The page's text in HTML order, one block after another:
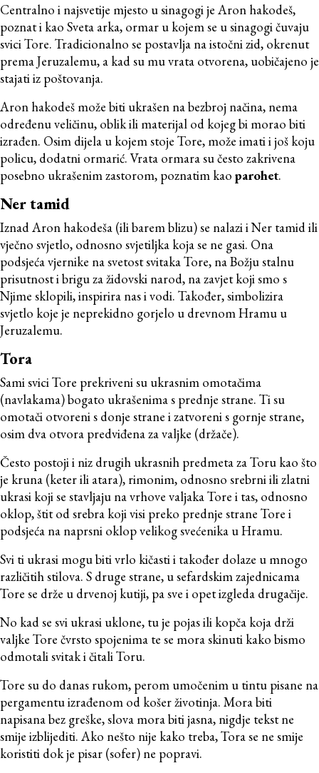
Centralno i najsvetije mjesto u sinagogi je Aron hakodeš,
poznat i kao Sveta arka, ormar u kojem se u sinagogi čuvaju
svici Tore. Tradicionalno se postavlja na istočni zid, okrenut
prema Jeruzalemu, a kad su mu vrata otvorena, uobičajeno je
stajati iz poštovanja.
Aron hakodeš može biti ukrašen na bezbroj načina, nema
određenu veličinu, oblik ili materijal od kojeg bi morao biti
izrađen. Osim dijela u kojem stoje Tore, može imati i još koju
policu, dodatni ormarić. Vrata ormara su često zakrivena
posebno ukrašenim zastorom, poznatim kao parohet.
Ner tamid
Iznad Aron hakodeša (ili barem blizu) se nalazi i Ner tamid ili
vječno svjetlo, odnosno svjetiljka koja se ne gasi. Ona
podsjeća vjernike na svetost svitaka Tore, na Božju stalnu
prisutnost i brigu za židovski narod, na zavjet koji smo s
Njime sklopili, inspirira nas i vodi. Također, simbolizira
svjetlo koje je neprekidno gorjelo u drevnom Hramu u
Jeruzalemu.
Tora
Sami svici Tore prekriveni su ukrasnim omotačima
(navlakama) bogato ukrašenima s prednje strane. Ti su
omotači otvoreni s donje strane i zatvoreni s gornje strane,
osim dva otvora predviđena za valjke (držače).
Često postoji i niz drugih ukrasnih predmeta za Toru kao što
je kruna (keter ili atara), rimonim, odnosno srebrni ili zlatni
ukrasi koji se stavljaju na vrhove valjaka Tore i tas, odnosno
oklop, štit od srebra koji visi preko prednje strane Tore i
podsjeća na naprsni oklop velikog svećenika u Hramu.
Svi ti ukrasi mogu biti vrlo kičasti i također dolaze u mnogo
različitih stilova. S druge strane, u sefardskim zajednicama
Tore se drže u drvenoj kutiji, pa sve i opet izgleda drugačije.
No kad se svi ukrasi uklone, tu je pojas ili kopča koja drži
valjke Tore čvrsto spojenima te se mora skinuti kako bismo
odmotali svitak i čitali Toru.
Tore su do danas rukom, perom umočenim u tintu pisane na
pergamentu izrađenom od košer životinja. Mora biti
napisana bez greške, slova mora biti jasna, nigdje tekst ne
smije izblijediti. Ako nešto nije kako treba, Tora se ne smije
koristiti dok je pisar (sofer) ne popravi.